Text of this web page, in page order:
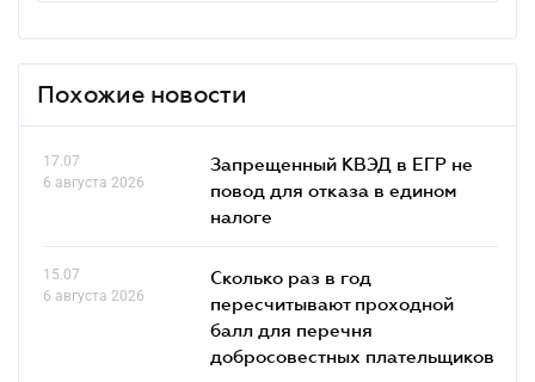
Похожие новости
17.07
6 августа 2026
Запрещенный КВЭД в ЕГР не
повод для отказа в едином
налоге
15.07
6 августа 2026
Сколько раз в год
пересчитывают проходной
балл для перечня
добросовестных плательщиков